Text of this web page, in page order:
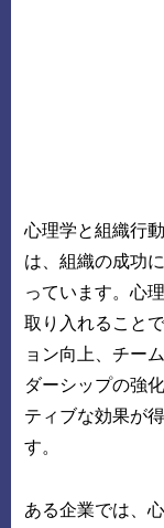
心理学と組織行
は、組織の成功
っています。心
取り入れること
ョン向上、チー
ダーシップの強
ティブな効果が
す。
ある企業では、